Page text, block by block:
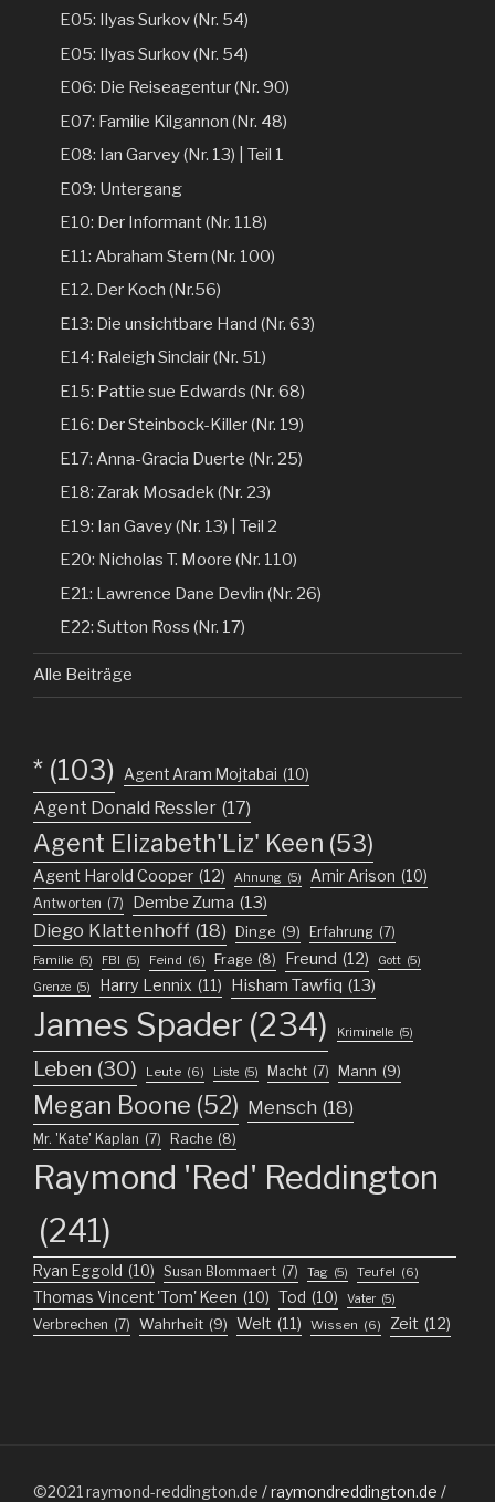
E05: Ilyas Surkov (Nr. 54)
E05: Ilyas Surkov (Nr. 54)
E06: Die Reiseagentur (Nr. 90)
E07: Familie Kilgannon (Nr. 48)
E08: Ian Garvey (Nr. 13) | Teil 1
E09: Untergang
E10: Der Informant (Nr. 118)
E11: Abraham Stern (Nr. 100)
E12. Der Koch (Nr.56)
E13: Die unsichtbare Hand (Nr. 63)
E14: Raleigh Sinclair (Nr. 51)
E15: Pattie sue Edwards (Nr. 68)
E16: Der Steinbock-Killer (Nr. 19)
E17: Anna-Gracia Duerte (Nr. 25)
E18: Zarak Mosadek (Nr. 23)
E19: Ian Gavey (Nr. 13) | Teil 2
E20: Nicholas T. Moore (Nr. 110)
E21: Lawrence Dane Devlin (Nr. 26)
E22: Sutton Ross (Nr. 17)
Alle Beiträge
* (103) Agent Aram Mojtabai (10)
Agent Donald Ressler (17)
Agent Elizabeth'Liz' Keen (53)
Agent Harold Cooper (12) Ahnung (5) Amir Arison (10)
Antworten (7) Dembe Zuma (13)
Diego Klattenhoff (18) Dinge (9) Erfahrung (7)
Familie (5) FBI (5) Feind (6) Frage (8) Freund (12) Gott (5)
Grenze (5) Harry Lennix (11) Hisham Tawfiq (13)
James Spader (234) Kriminelle (5)
Leben (30) Leute (6) Liste (5) Macht (7) Mann (9)
Megan Boone (52) Mensch (18)
Mr. 'Kate' Kaplan (7) Rache (8)
Raymond 'Red' Reddington
(241)
Ryan Eggold (10) Susan Blommaert (7) Tag (5) Teufel (6)
Thomas Vincent 'Tom' Keen (10) Tod (10) Vater (5)
Verbrechen (7) Wahrheit (9) Welt (11) Wissen (6) Zeit (12)
©2021 raymond-reddington.de / raymondreddington.de /